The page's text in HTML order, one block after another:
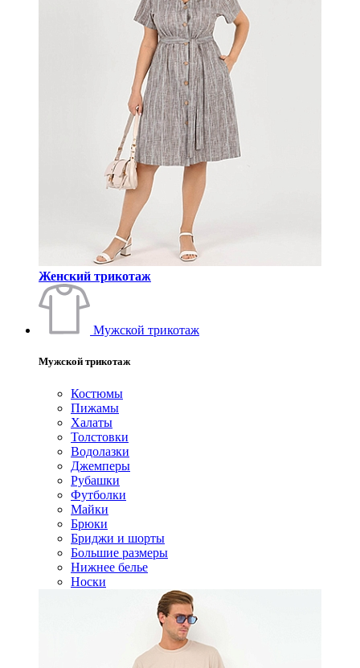
Женский трикотаж
Мужской трикотаж
Мужской трикотаж
Костюмы
Пижамы
Халаты
Толстовки
Водолазки
Джемперы
Рубашки
Футболки
Майки
Брюки
Бриджи и шорты
Большие размеры
Нижнее белье
Носки